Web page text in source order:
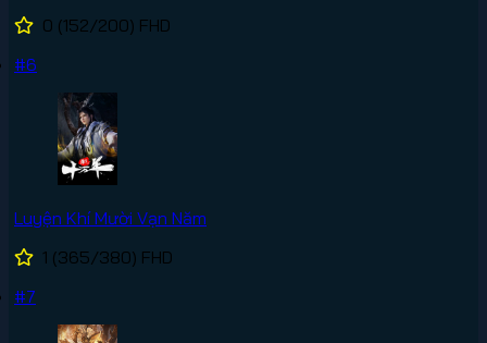
0 (152/200) FHD
#6
Luyện Khí Mười Vạn Năm
1 (365/380) FHD
#7